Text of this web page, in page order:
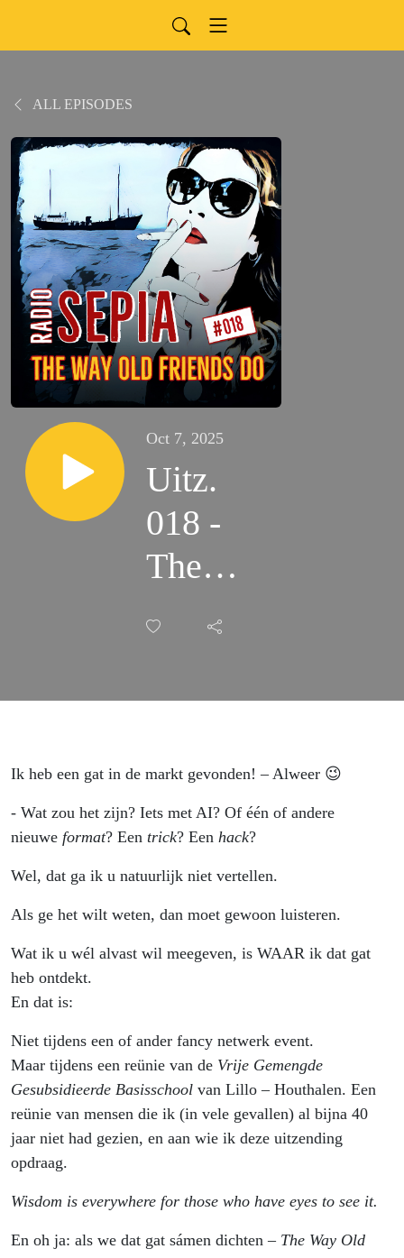
ALL EPISODES
Oct 7, 2025
Uitz.
018 -
The
Way
Friends
Ik heb een gat in de markt gevonden! – Alweer 😉
- Wat zou het zijn? Iets met AI? Of één of andere
nieuwe format? Een trick? Een hack?
Wel, dat ga ik u natuurlijk niet vertellen.
Als ge het wilt weten, dan moet gewoon luisteren.
Wat ik u wél alvast wil meegeven, is WAAR ik dat gat
heb ontdekt.
En dat is:
Niet tijdens een of ander fancy netwerk event.
Maar tijdens een reünie van de Vrije Gemengde
Gesubsidieerde Basisschool van Lillo – Houthalen. Een
reünie van mensen die ik (in vele gevallen) al bijna 40
jaar niet had gezien, en aan wie ik deze uitzending
opdraag.
Wisdom is everywhere for those who have eyes to see it.
En oh ja: als we dat gat sámen dichten – The Way Old